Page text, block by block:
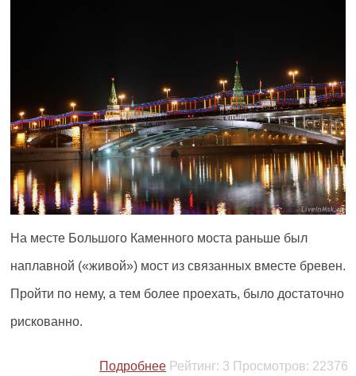
На месте Большого Каменного моста раньше был
наплавной («живой») мост из связанных вместе бревен.
Пройти по нему, а тем более проехать, было достаточно
рискованно.
Подробнее Рейтинг: 3 Просмотров: 22376